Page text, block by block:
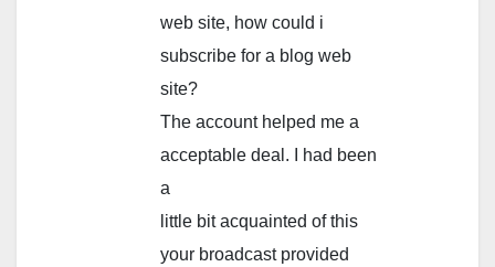
web site, how could i
subscribe for a blog web
site?
The account helped me a
acceptable deal. I had been
a
little bit acquainted of this
your broadcast provided